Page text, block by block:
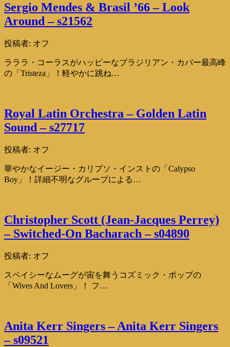
Sergio Mendes & Brasil ’66 – Look
Around – s21562
投稿者: オフ
ラララ・コーラスがハッピーなブラジリアン・カバー最高峰
の「Tristeza」！軽やかに跳ね…
Royal Latin Orchestra – Golden Latin
Sound – s27717
投稿者: オフ
華やかなイージー・カリプソ・インストの「Calypso
Boy」！詳細不明なグループによる…
Christopher Scott (Jean-Jacques Perrey)
– Switched-On Bacharach – s04890
投稿者: オフ
スペイシーなムーグが宙を舞うコズミック・ポップの
「Wives And Lovers」！ フ…
Anita Kerr Singers – Anita Kerr Singers
– s09521